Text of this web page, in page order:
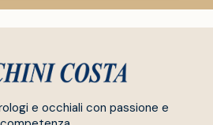
e occhiali con passione e